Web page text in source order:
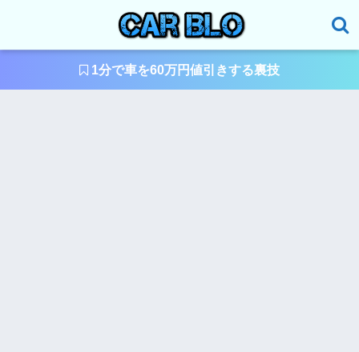
1分で車を60万円値引きする裏技